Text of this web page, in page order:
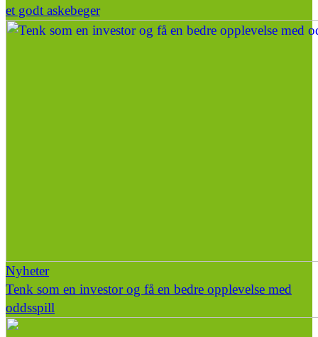
et godt askebeger
Nyheter
Tenk som en investor og få en bedre opplevelse med
oddsspill